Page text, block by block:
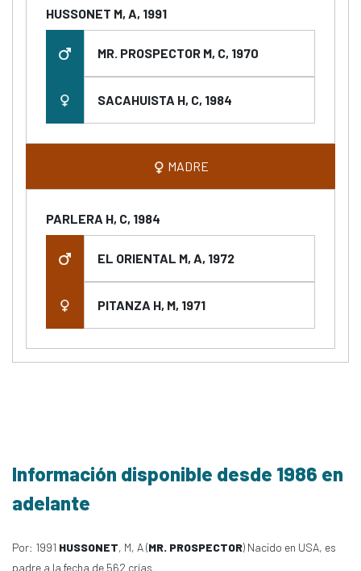
HUSSONET M, A, 1991
MR. PROSPECTOR M, C, 1970
SACAHUISTA H, C, 1984
MADRE
PARLERA H, C, 1984
EL ORIENTAL M, A, 1972
PITANZA H, M, 1971
Información disponible desde 1986 en
adelante
Por: 1991 HUSSONET, M, A (MR. PROSPECTOR) Nacido en USA, es
padre a la fecha de 562 crías.